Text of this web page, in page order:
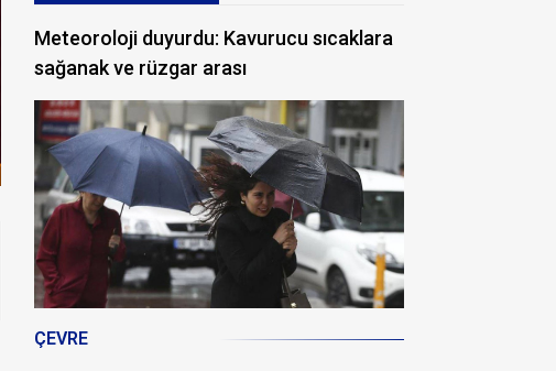
Meteoroloji duyurdu: Kavurucu sıcaklara
sağanak ve rüzgar arası
ÇEVRE